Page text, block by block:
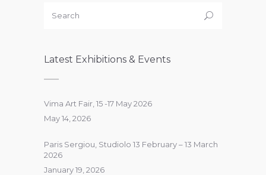
Latest Exhibitions & Events
Vima Art Fair, 15 -17 May 2026
May 14, 2026
Paris Sergiou, Studiolo 13 February – 13 March
2026
January 19, 2026